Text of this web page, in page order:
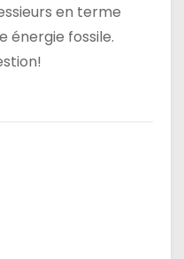
en terme
énergie fossile.